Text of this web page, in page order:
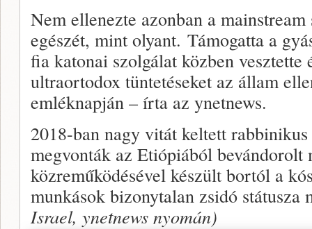
Nem ellenezte azonban a
egészét, mint olyant. Támogatta a
fia katonai szolgálat közben vesztette
ultraortodox tüntetéseket az állam
emléknapján – írta az ynetnews.
2018-ban nagy vitát keltett
megvonták az Etiópiából bevándorolt
közreműködésével készült bortól a
munkások bizonytalan zsidó státusza
Israel, ynetnews nyomán)